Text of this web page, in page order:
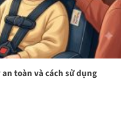
toàn và cách sử dụng